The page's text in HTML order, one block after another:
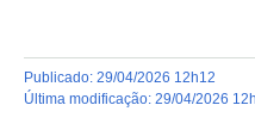
publicado: 29/04/2026 12h12
última modificação: 29/04/2026